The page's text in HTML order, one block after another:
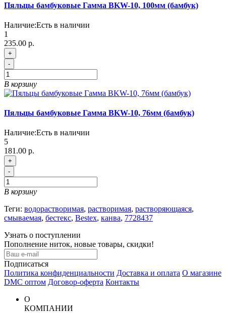
Пяльцы бамбуковые Гамма BKW-10, 100мм (бамбук)
Наличие:Есть в наличии
1
235.00 р.
+
-
В корзину
Пяльцы бамбуковые Гамма BKW-10, 76мм (бамбук)
Наличие:Есть в наличии
5
181.00 р.
+
-
В корзину
Теги: водорастворимая, растворимая, растворяющаяся,
смываемая, бестекс, Bestex, канва, 7728437
Узнать о поступлении
Пополнение ниток, новые товары, скидки!
Подписаться
Политика конфиденциальности Доставка и оплата О магазине
DMC оптом Договор-оферта Контакты
О
КОМПАНИИ